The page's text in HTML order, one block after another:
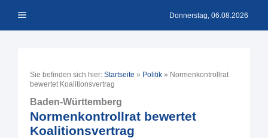
Inhalt Menü Donnerstag, 06.08.2026
Sie befinden sich hier: Startseite » Politik » Normenkontrollrat
bewertet Koalitionsvertrag
Baden-Württemberg
Normenkontrollrat bewertet
Koalitionsvertrag